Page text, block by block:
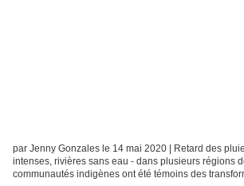
par Jenny Gonzales le 14 mai 2020 | Retard des
intenses, rivières sans eau - dans plusieurs régions
communautés indigènes ont été témoins des